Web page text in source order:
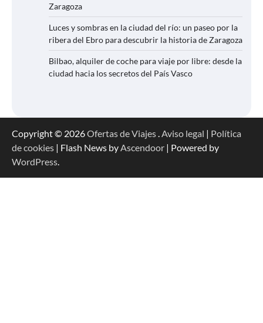
Zaragoza
Luces y sombras en la ciudad del río: un paseo por la
ribera del Ebro para descubrir la historia de Zaragoza
Bilbao, alquiler de coche para viaje por libre: desde la
ciudad hacia los secretos del País Vasco
Copyright © 2026Ofertas de Viajes.Aviso legal | Política
de cookies | Flash News byAscendoor | Powered by
WordPress.